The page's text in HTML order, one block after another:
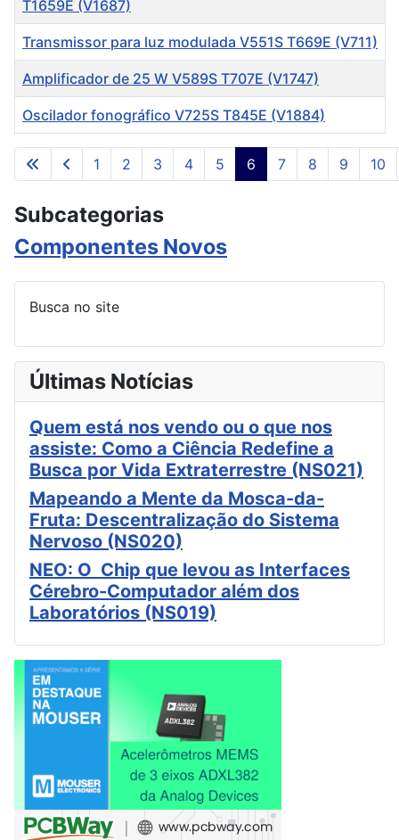
Artigos
T1659E (V1687)
Transmissor para luz modulada V551S T669E (V711)
Amplificador de 25 W V589S T707E (V1747)
Oscilador fonográfico V725S T845E (V1884)
Página 6 de 302
1 2 3 4 5 6 7 8 9 10
Subcategorias
Componentes Novos
Busca no site
Últimas Notícias
Quem está nos vendo ou o que nos
assiste: Como a Ciência Redefine a
Busca por Vida Extraterrestre (NS021)
Mapeando a Mente da Mosca-da-
Fruta: Descentralização do Sistema
Nervoso (NS020)
NEO: O Chip que levou as Interfaces
Cérebro-Computador além dos
Laboratórios (NS019)